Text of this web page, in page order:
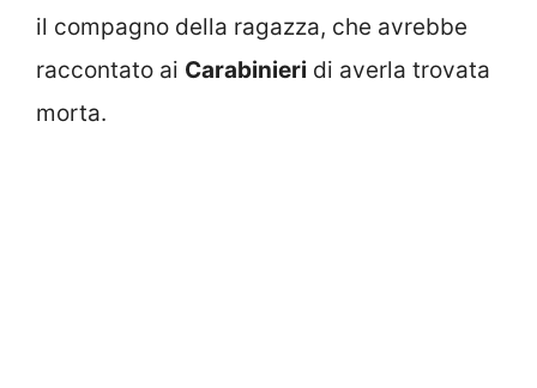
il compagno della ragazza, che avrebbe
raccontato ai Carabinieri di averla trovata
morta.